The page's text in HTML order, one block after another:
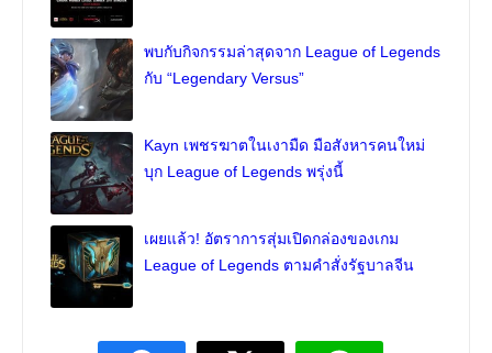
พบกับกิจกรรมล่าสุดจาก League of Legends
กับ “Legendary Versus”
Kayn เพชรฆาตในเงามืด มือสังหารคนใหม่
บุก League of Legends พรุ่งนี้
เผยแล้ว! อัตราการสุ่มเปิดกล่องของเกม
League of Legends ตามคำสั่งรัฐบาลจีน